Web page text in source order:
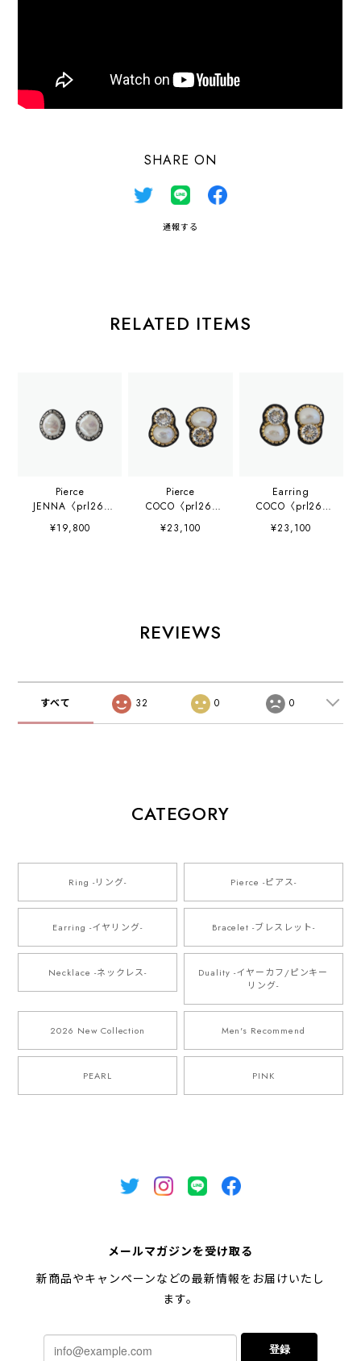
SHARE ON
通報する
RELATED ITEMS
Pierce
JENNA〈prl26-
p090〉
¥19,800
Pierce
COCO〈prl26-
p088〉
¥23,100
Earring
COCO〈prl26-
e089〉
¥23,100
REVIEWS
すべて 32 0 0
CATEGORY
Ring -リング- Pierce -ピアス-
Earring -イヤリング- Bracelet -ブレスレット-
Necklace -ネックレス-
Duality -イヤーカフ/ピンキー
リング-
2026 New Collection Men's Recommend
PEARL PINK
メールマガジンを受け取る
新商品やキャンペーンなどの最新情報をお届けいたし
ます。
登録